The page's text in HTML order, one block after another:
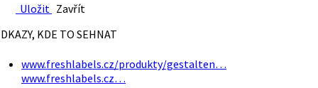
Uložit Zavřít
KDE TO SEHNAT
www.freshlabels.cz/produkty/gestalten…
www.freshlabels.cz…